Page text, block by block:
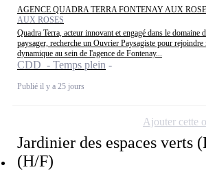
AGENCE QUADRA TERRA FONTENAY AUX
AUX ROSES
Quadra Terra, acteur innovant et engagé dans le domaine
paysager, recherche un Ouvrier Paysagiste pour rejoindre
dynamique au sein de l'agence de Fontenay...
CDD - Temps plein
Publié il y a 25 jours
Jardinier des espaces verts
(H/F)
Ajouter cette